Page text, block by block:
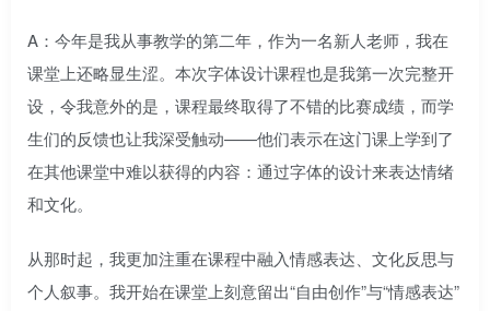
A：今年是我从事教学的第二年，作为一名新人老师，我在
课堂上还略显生涩。本次字体设计课程也是我第一次完整开
设，令我意外的是，课程最终取得了不错的比赛成绩，而学
生们的反馈也让我深受触动——他们表示在这门课上学到了
在其他课堂中难以获得的内容：通过字体的设计来表达情绪
和文化。
从那时起，我更加注重在课程中融入情感表达、文化反思与
个人叙事。我开始在课堂上刻意留出“自由创作”与“情感表达”